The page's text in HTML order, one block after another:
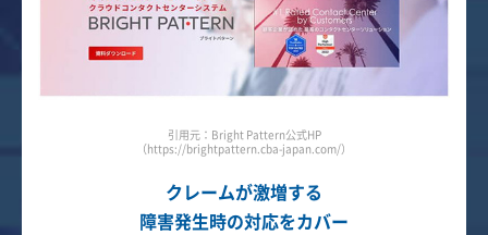
引用元：Bright Pattern公式HP
（https://brightpattern.cba-japan.com/）
クレームが激増する
障害発生時の対応をカバー